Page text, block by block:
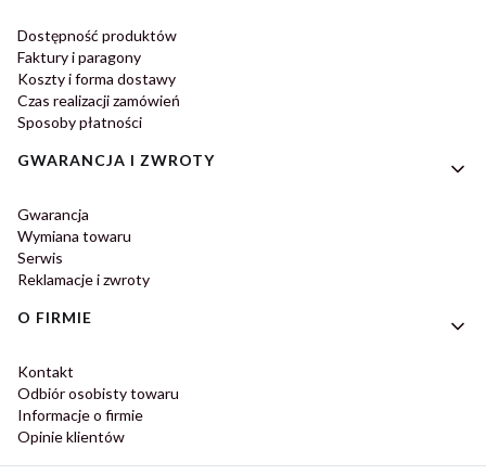
Dostępność produktów
Faktury i paragony
Koszty i forma dostawy
Czas realizacji zamówień
Sposoby płatności
GWARANCJA I ZWROTY
Gwarancja
Wymiana towaru
Serwis
Reklamacje i zwroty
O FIRMIE
Kontakt
Odbiór osobisty towaru
Informacje o firmie
Opinie klientów